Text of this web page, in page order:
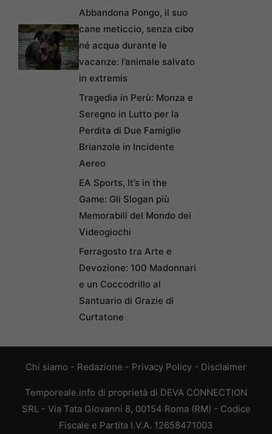
Abbandona Pongo, il suo
cane meticcio, senza cibo
né acqua durante le
vacanze: l’animale salvato
in extremis
Tragedia in Perù: Monza e
Seregno in Lutto per la
Perdita di Due Famiglie
Brianzole in Incidente
Aereo
EA Sports, It’s in the
Game: Gli Slogan più
Memorabili del Mondo dei
Videogiochi
Ferragosto tra Arte e
Devozione: 100 Madonnari
e un Coccodrillo al
Santuario di Grazie di
Curtatone
Chi siamo - Redazione - Privacy Policy - Disclaimer
Temporeale.info di proprietà di DEVA CONNECTION
SRL - Via Tata Giovanni 8, 00154 Roma (RM) - Codice
Fiscale e Partita I.V.A. 12658471003